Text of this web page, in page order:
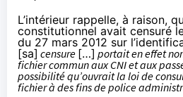
L’intérieur rappelle, à raison,
constitutionnel avait censuré
du 27 mars 2012 sur
[sa] censure […] portait en effet
fichier commun aux CNI et aux
possibilité qu’ouvrait la loi de
fichier à des fins de police